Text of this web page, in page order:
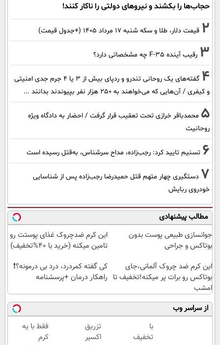
حجاب‌ها را بکشند و نیرو‌های دولتی را ناکار کنند!
2 قیمت دلار، طلا و سکه شنبه ۱۷ مرداد ۱۴۰۵ (+جدول قیمت)
3 رقیب آینده F-35 چه مشخصاتی دارد؟
4
گفته‌های یک روحانی تندرو و ردپای بیش از ۳ یا ۴ جرم جدی امنیتی
و کیفری / آن‌هایی که می‌خواهند به ۲۵۰ هزار نفر بپیوندند بدانند ...
5 محمدباقر خرازی تحت تعقیب قرار گرفت / احضار به دادگاه ویژه
روحانیت
6 تسنیم تایید کرد: رجب‌زاده، مداح سرشناس، به‌قتل رسیده است
7 دستگیری چهار متهم قتل حمیدرضا رجب‌زاده پس از شناسایی
خودروی ربایش
مطالب پیشنهادی
جوانسازی طبیعی پوست بدون
بوتاکس و جراحی
این کرم ضدچروک غذای پوستت رو
تامین میکنه (خرید با 40%تخفیف)
این کرم ضد چروک آلمانی،جای
بوتاکس رو برات پر میکنه!تخفیف تا
امشب
کی گفته کمردرد، درد بی درمونه؟❗
راهکار درمان +پرسشنامه
از سراسر وب
با
تخفیف
تزریق
اکسیر
فقط با یه
کرم